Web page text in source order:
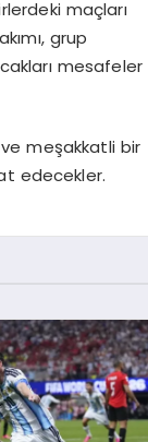
maçları
grup
mesafeler
ve meşakkatli bir
edecekler.